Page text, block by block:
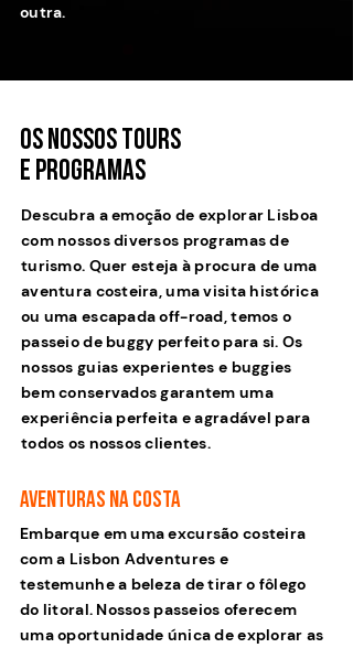
outra.
OS NOSSOS TOURS
e PROGRAMAS
Descubra a emoção de explorar Lisboa
com nossos diversos programas de
turismo. Quer esteja à procura de uma
aventura costeira, uma visita histórica
ou uma escapada off-road, temos o
passeio de buggy perfeito para si. Os
nossos guias experientes e buggies
bem conservados garantem uma
experiência perfeita e agradável para
todos os nossos clientes.
Aventuras na costa
Embarque em uma excursão costeira
com a Lisbon Adventures e
testemunhe a beleza de tirar o fôlego
do litoral. Nossos passeios oferecem
uma oportunidade única de explorar as